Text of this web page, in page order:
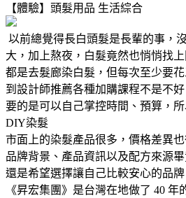
【體驗】頭髮用品 生活綜合
以前總覺得長白頭髮是長輩的事，
大，加上熬夜，白髮竟然也悄悄找
都是去髮廊染白髮，但每次至少要
到設計師推薦各種加購課程不是不
要的是可以自己掌控時間、預算，
DIY染髮
市面上的染髮產品很多，價格差異
品牌背景、產品資訊以及配方來源
還是希望選擇讓自己比較安心的品牌
《昇宏集團》是台灣在地做了 40